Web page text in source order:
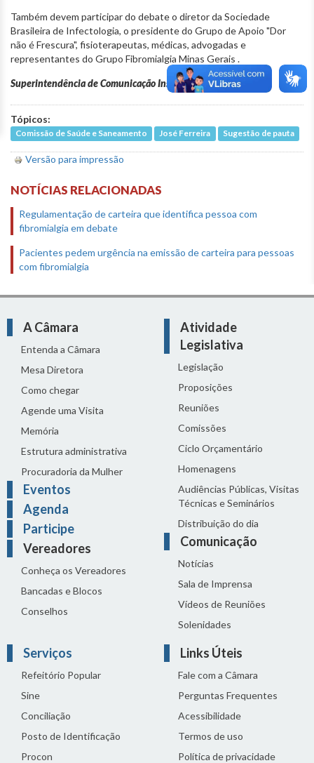
Também devem participar do debate o diretor da Sociedade
Brasileira de Infectologia, o presidente do Grupo de Apoio "Dor
não é Frescura", fisioterapeutas, médicas, advogadas e
representantes do Grupo Fibromialgia Minas Gerais .
Superintendência de Comunicação Institucional
Tópicos:
Comissão de Saúde e Saneamento José Ferreira Sugestão de pauta
Versão para impressão
NOTÍCIAS RELACIONADAS
Regulamentação de carteira que identifica pessoa com
fibromialgia em debate
Pacientes pedem urgência na emissão de carteira para pessoas
com fibromialgia
A Câmara
Entenda a Câmara
Mesa Diretora
Como chegar
Agende uma Visita
Memória
Estrutura administrativa
Procuradoria da Mulher
Eventos
Agenda
Participe
Vereadores
Conheça os Vereadores
Bancadas e Blocos
Conselhos
Atividade
Legislativa
Legislação
Proposições
Reuniões
Comissões
Ciclo Orçamentário
Homenagens
Audiências Públicas, Visitas
Técnicas e Seminários
Distribuição do dia
Comunicação
Notícias
Sala de Imprensa
Vídeos de Reuniões
Solenidades
Serviços
Refeitório Popular
Sine
Conciliação
Posto de Identificação
Procon
Links Úteis
Fale com a Câmara
Perguntas Frequentes
Acessibilidade
Termos de uso
Política de privacidade